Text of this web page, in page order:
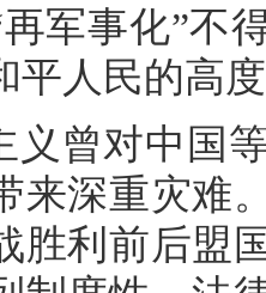
军事化”不
平人民的高
义曾对中国
来深重灾难
胜利前后盟